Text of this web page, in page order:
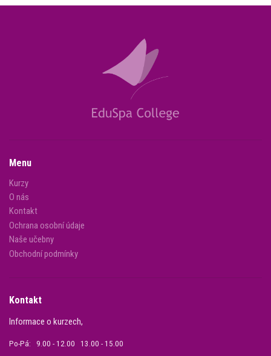
Menu
Kurzy
O nás
Kontakt
Ochrana osobní údaje
Naše učebny
Obchodní podmínky
Kontakt
Informace o kurzech,
Po-Pá: 9.00 - 12.00 13.00 - 15.00